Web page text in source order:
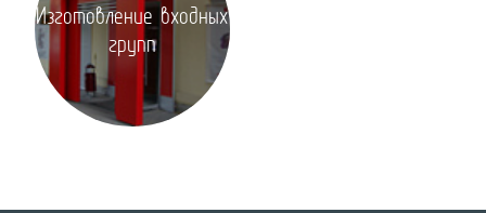
Изготовление входных
групп